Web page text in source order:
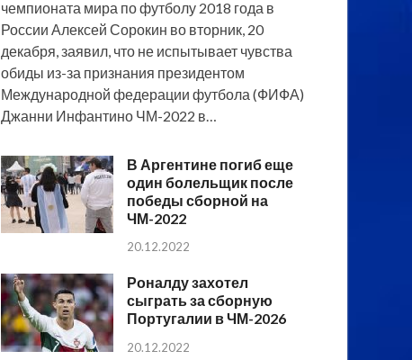
чемпионата мира по футболу 2018 года в
России Алексей Сорокин во вторник, 20
декабря, заявил, что не испытывает чувства
обиды из-за признания президентом
Международной федерации футбола (ФИФА)
Джанни Инфантино ЧМ-2022 в…
В Аргентине погиб еще
один болельщик после
победы сборной на
ЧМ-2022
20.12.2022
Роналду захотел
сыграть за сборную
Португалии в ЧМ-2026
20.12.2022